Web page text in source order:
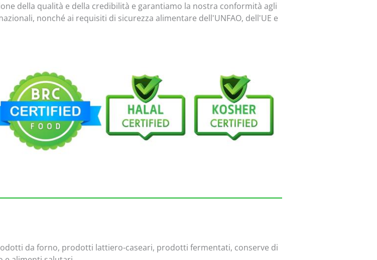
della qualità e della credibilità e garantiamo la nostra conformità agli
nonché ai requisiti di sicurezza alimentare dell'UNFAO, dell'UE e
da forno, prodotti lattiero-caseari, prodotti fermentati, conserve di